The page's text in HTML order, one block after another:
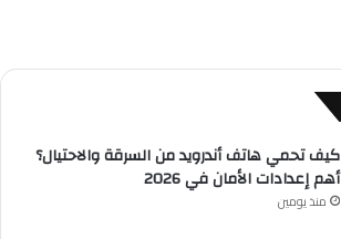
كيف تحمي هاتف أندرويد من السرقة والاحتيال؟
أهم إعدادات الأمان في 2026
منذ يومين